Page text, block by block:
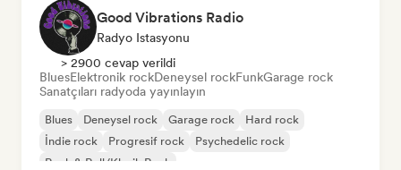
Good Vibrations Radio
Radyo Istasyonu
> 2900 cevap verildi
BluesElektronik rockDeneysel rockFunkGarage rock
Sanatçıları radyoda yayınlayın
Blues Deneysel rock Garage rock
Hard rock
İndie rock
Progresif rock
Psychedelic rock
Rock & Roll/Klasik Rock